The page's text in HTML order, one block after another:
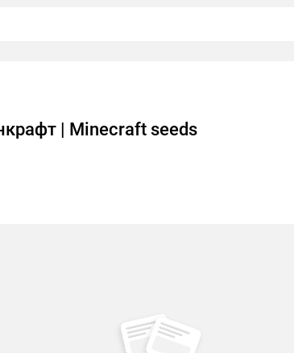
| Minecraft seeds